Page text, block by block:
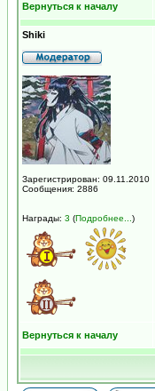
Вернуться к началу
Shiki
Зарегистрирован: 09.11.2010
Сообщения: 2886
Награды: 3 (Подробнее... )
Вернуться к началу